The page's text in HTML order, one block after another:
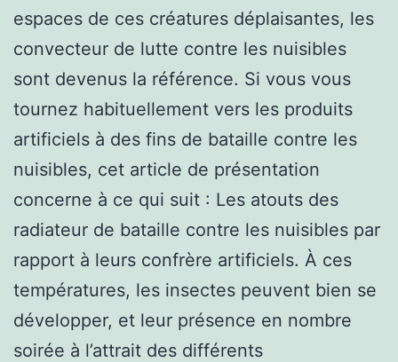
espaces de ces créatures déplaisantes, les
convecteur de lutte contre les nuisibles
sont devenus la référence. Si vous vous
tournez habituellement vers les produits
artificiels à des fins de bataille contre les
nuisibles, cet article de présentation
concerne à ce qui suit : Les atouts des
radiateur de bataille contre les nuisibles par
rapport à leurs confrère artificiels. À ces
températures, les insectes peuvent bien se
développer, et leur présence en nombre
soirée à l’attrait des différents